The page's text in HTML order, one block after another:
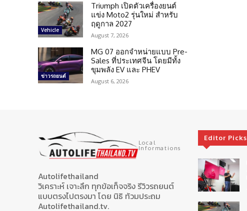
Vehicle
Triumph เปิดตัวเครื่องยนต์
แข่ง Moto2 รุ่นใหม่ สำหรับ
ฤดูกาล 2027
August 7, 2026
ข่าวรถยนต์
MG 07 ออกจำหน่ายแบบ Pre-
Sales ที่ประเทศจีน โดยมีทั้ง
ขุมพลัง EV และ PHEV
August 6, 2026
Local
Informations
Autolifethailand
วิเคราะห์ เจาะลึก ทุกข้อเท็จจริง รีวิวรถยนต์
แบบตรงไปตรงมา โดย นิธิ ท้วมประถม
Autolifethailand.tv.
Editor Picks